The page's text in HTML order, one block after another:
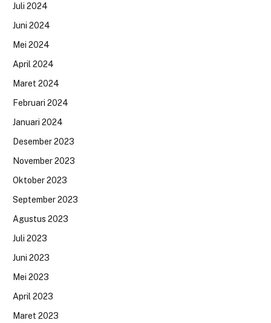
Juli 2024
Juni 2024
Mei 2024
April 2024
Maret 2024
Februari 2024
Januari 2024
Desember 2023
November 2023
Oktober 2023
September 2023
Agustus 2023
Juli 2023
Juni 2023
Mei 2023
April 2023
Maret 2023